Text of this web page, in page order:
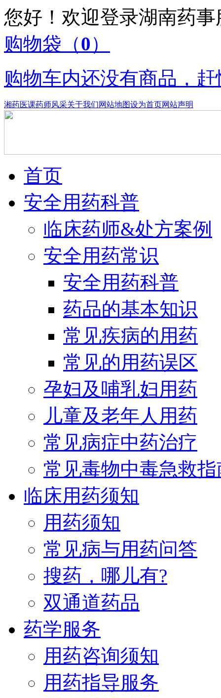
您好！欢迎登录湖南药
购物袋 （0）
购物车内还没有商品，
湘药医课药师风采关于我们网站地图设为首页网站声明
首页
安全用药科普
临床药师&处方案例
安全用药常识
安全用药科普
药品的基本知识
常见疾病的用药
常见的用药误区
孕妇及哺乳妇用药
儿童及老年人用药
常见病症中药治疗
常见毒物中毒急救指
临床用药须知
用药须知
常见病与用药问答
搜药，哪儿有?
双通道药品
药学服务
用药咨询须知
用药指导服务